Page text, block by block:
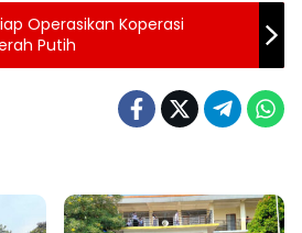
Operasikan Koperasi
Putih